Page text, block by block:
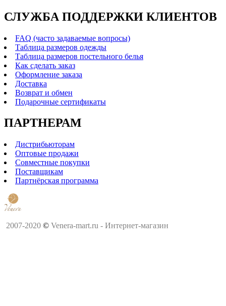
СЛУЖБА ПОДДЕРЖКИ КЛИЕНТОВ
FAQ (часто задаваемые вопросы)
Таблица размеров одежды
Таблица размеров постельного белья
Как сделать заказ
Оформление заказа
Доставка
Возврат и обмен
Подарочные сертификаты
ПАРТНЕРАМ
Дистрибьюторам
Оптовые продажи
Совместные покупки
Поставщикам
Партнёрская программа
2007-2020 © Venera-mart.ru - Интернет-магазин